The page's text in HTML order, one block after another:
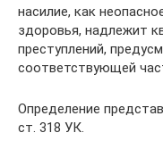
насилие, как
здоровья, надлежит
преступлений,
соответствующей
Определение
ст. 318 УК.